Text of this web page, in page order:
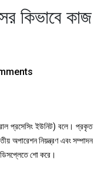
কিভাবে কাজ
প্রসেসিং ইউনিট) বলে। প্রকৃত
অপারেশন নিয়ন্ত্রণ এবং সম্পাদন
ডিসপ্লেতে শো করে।